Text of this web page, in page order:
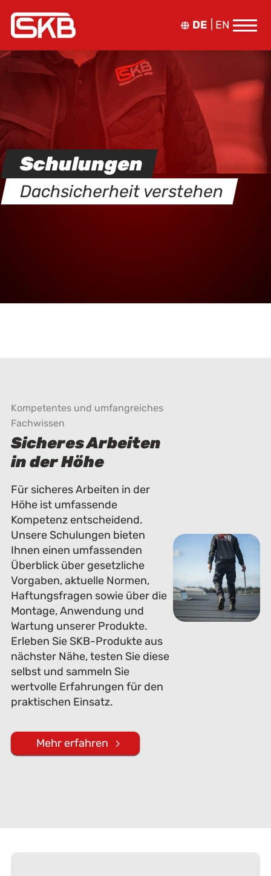
DE EN
Schulungen
Dachsicherheit verstehen
Kompetentes und umfangreiches
Fachwissen
Sicheres Arbeiten
in der Höhe
Für sicheres Arbeiten in der
Höhe ist umfassende
Kompetenz entscheidend.
Unsere Schulungen bieten
Ihnen einen umfassenden
Überblick über gesetzliche
Vorgaben, aktuelle Normen,
Haftungsfragen sowie über die
Montage, Anwendung und
Wartung unserer Produkte.
Erleben Sie SKB-Produkte aus
nächster Nähe, testen Sie diese
selbst und sammeln Sie
wertvolle Erfahrungen für den
praktischen Einsatz.
Mehr erfahren